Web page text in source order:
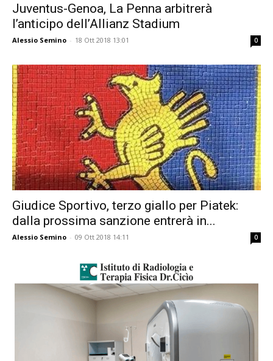
Juventus-Genoa, La Penna arbitrerà
l’anticipo dell’Allianz Stadium
Alessio Semino - 18 Ott 2018 13:01 0
Giudice Sportivo, terzo giallo per Piatek:
dalla prossima sanzione entrerà in...
Alessio Semino - 09 Ott 2018 14:11 0